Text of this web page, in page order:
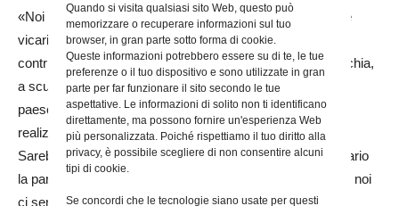
Quando si visita qualsiasi sito Web, questo può
memorizzare o recuperare informazioni sul tuo
browser, in gran parte sotto forma di cookie.
Queste informazioni potrebbero essere su di te, le tue
preferenze o il tuo dispositivo e sono utilizzate in gran
parte per far funzionare il sito secondo le tue
aspettative. Le informazioni di solito non ti identificano
direttamente, ma possono fornire un'esperienza Web
più personalizzata. Poiché rispettiamo il tuo diritto alla
privacy, è possibile scegliere di non consentire alcuni
tipi di cookie.
Se concordi che le tecnologie siano usate per questi
«Noi li chiamiamo ‘nuovi italiani’ – ha affermato il cardinale
vicario – ma questi giovanissimi sono coloro che stanno
contribuendo a rendere nuova l’Italia: li vediamo in parrocchia,
a scuola, nelle piazze, e mostrano il volto bello del nostro
paese. Ci hanno insegnato che l’incontro non è difficile da
realizzare, e loro lo fanno con spontaneità e semplicità.
Sarebbe un ottimo risultato se cancellassimo dal vocabolario
la parola ‘stranieri’ e utilizzassimo ‘amici’, perché così tutti noi
ci sentiamo».